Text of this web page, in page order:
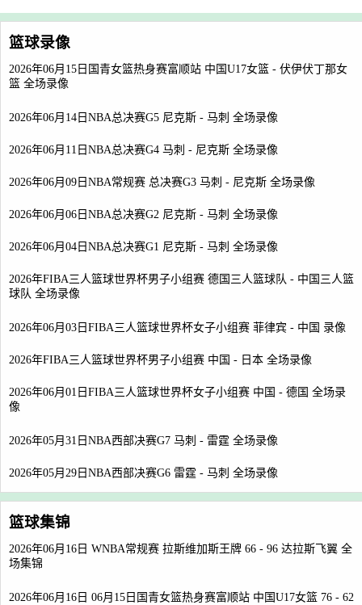
篮球录像
2026年06月15日国青女篮热身赛富顺站 中国U17女篮 - 伏伊伏丁那女
篮 全场录像
2026年06月14日NBA总决赛G5 尼克斯 - 马刺 全场录像
2026年06月11日NBA总决赛G4 马刺 - 尼克斯 全场录像
2026年06月09日NBA常规赛 总决赛G3 马刺 - 尼克斯 全场录像
2026年06月06日NBA总决赛G2 尼克斯 - 马刺 全场录像
2026年06月04日NBA总决赛G1 尼克斯 - 马刺 全场录像
2026年FIBA三人篮球世界杯男子小组赛 德国三人篮球队 - 中国三人篮
球队 全场录像
2026年06月03日FIBA三人篮球世界杯女子小组赛 菲律宾 - 中国 录像
2026年FIBA三人篮球世界杯男子小组赛 中国 - 日本 全场录像
2026年06月01日FIBA三人篮球世界杯女子小组赛 中国 - 德国 全场录
像
2026年05月31日NBA西部决赛G7 马刺 - 雷霆 全场录像
2026年05月29日NBA西部决赛G6 雷霆 - 马刺 全场录像
篮球集锦
2026年06月16日 WNBA常规赛 拉斯维加斯王牌 66 - 96 达拉斯飞翼 全
场集锦
2026年06月16日 06月15日国青女篮热身赛富顺站 中国U17女篮 76 - 62